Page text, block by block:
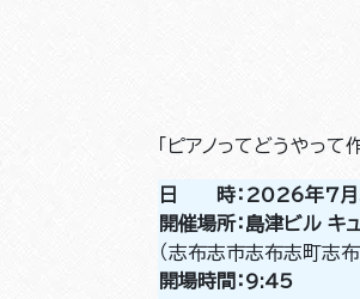
「ピアノってどうやっ
日 時：2026年7月
開催場所：島津ビル キ
（志布志市志布志町志
開場時間：9:45